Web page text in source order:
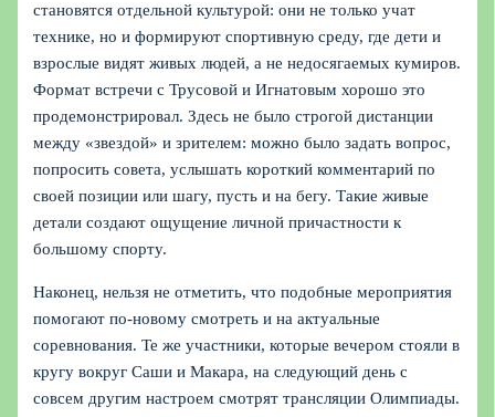
становятся отдельной культурой: они не только учат
технике, но и формируют спортивную среду, где дети и
взрослые видят живых людей, а не недосягаемых кумиров.
Формат встречи с Трусовой и Игнатовым хорошо это
продемонстрировал. Здесь не было строгой дистанции
между «звездой» и зрителем: можно было задать вопрос,
попросить совета, услышать короткий комментарий по
своей позиции или шагу, пусть и на бегу. Такие живые
детали создают ощущение личной причастности к
большому спорту.
Наконец, нельзя не отметить, что подобные мероприятия
помогают по‑новому смотреть и на актуальные
соревнования. Те же участники, которые вечером стояли в
кругу вокруг Саши и Макара, на следующий день с
совсем другим настроем смотрят трансляции Олимпиады.